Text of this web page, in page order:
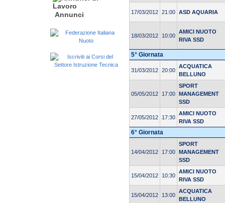
Annunci 17/03/2012 21:00 ASD AQUARIA
18/03/2012 10:00
AMICI NUOTO
RIVA SSD
5° Giornata
31/03/2012 20:00
ACQUATICA
BELLUNO
05/05/2012 17:00
SPORT
MANAGEMENT
SSD
27/05/2012 17:30
AMICI NUOTO
RIVA SSD
6° Giornata
14/04/2012 17:00
SPORT
MANAGEMENT
SSD
15/04/2012 10:30
AMICI NUOTO
RIVA SSD
15/04/2012 13:00
ACQUATICA
BELLUNO